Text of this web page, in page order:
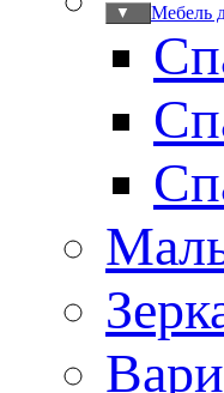
Мебель
▼